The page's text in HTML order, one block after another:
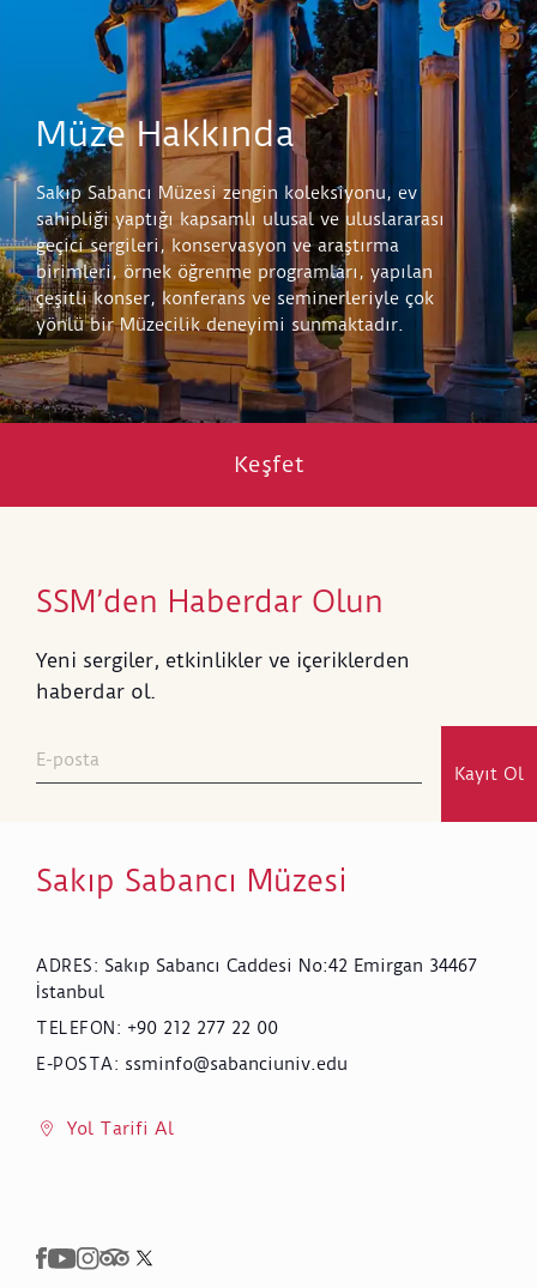
Müze Hakkında
Sakıp Sabancı Müzesi zengin koleksiyonu, ev
sahipliği yaptığı kapsamlı ulusal ve uluslararası
geçici sergileri, konservasyon ve araştırma
birimleri, örnek öğrenme programları, yapılan
çeşitli konser, konferans ve seminerleriyle çok
yönlü bir Müzecilik deneyimi sunmaktadır.
Keşfet
SSM’den Haberdar Olun
Yeni sergiler, etkinlikler ve içeriklerden
haberdar ol.
Kayıt Ol
Sakıp Sabancı Müzesi
ADRES: Sakıp Sabancı Caddesi No:42 Emirgan 34467
İstanbul
TELEFON : +90 212 277 22 00
E-POSTA: ssminfo@sabanciuniv.edu
Yol Tarifi Al